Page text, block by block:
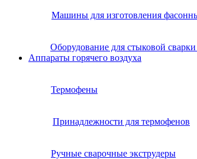
Машины для изготовления
Оборудование для стыковой
Аппараты горячего воздуха
Термофены
Принадлежности для термофенов
Ручные сварочные экструдеры